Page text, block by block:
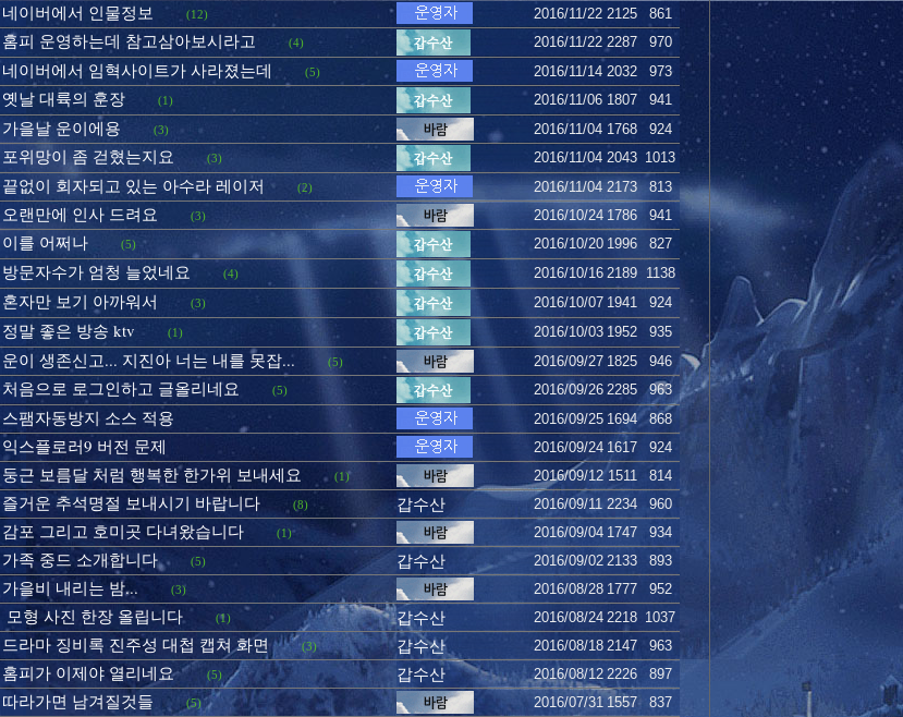
네이버에서 인물정보 (12) 2016/11/22 2125 861
홈피 운영하는데 참고삼아보시라고 (4) 2016/11/22 2287 970
네이버에서 임혁사이트가 사라졌는데 (5) 2016/11/14 2032 973
옛날 대륙의 훈장 (1) 2016/11/06 1807 941
가을날 운이에용 (3) 2016/11/04 1768 924
포위망이 좀 걷혔는지요 (3) 2016/11/04 2043 1013
끝없이 회자되고 있는 아수라 레이저 (2) 2016/11/04 2173 813
오랜만에 인사 드려요 (3) 2016/10/24 1786 941
이를 어쩌나 (5) 2016/10/20 1996 827
방문자수가 엄청 늘었네요 (4) 2016/10/16 2189 1138
혼자만 보기 아까워서 (3) 2016/10/07 1941 924
정말 좋은 방송 ktv (1) 2016/10/03 1952 935
운이 생존신고... 지진아 너는 내를 못잡... (5) 2016/09/27 1825 946
처음으로 로그인하고 글올리네요 (5) 2016/09/26 2285 963
스팸자동방지 소스 적용 2016/09/25 1694 868
익스플로러9 버전 문제 2016/09/24 1617 924
둥근 보름달 처럼 행복한 한가위 보내세요 (1) 2016/09/12 1511 814
즐거운 추석명절 보내시기 바랍니다 (8) 갑수산 2016/09/11 2234 960
감포 그리고 호미곳 다녀왔습니다 (1) 2016/09/04 1747 934
가족 중드 소개합니다 (5) 갑수산 2016/09/02 2133 893
가을비 내리는 밤... (3) 2016/08/28 1777 952
모형 사진 한장 올립니다 (1) 갑수산 2016/08/24 2218 1037
드라마 징비록 진주성 대첩 캡쳐 화면 (3) 갑수산 2016/08/18 2147 963
홈피가 이제야 열리네요 (5) 갑수산 2016/08/12 2226 897
따라가면 남겨질것들 (5) 2016/07/31 1557 837